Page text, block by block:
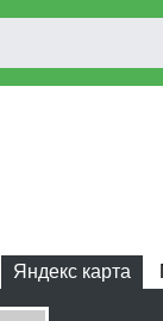
Яндекс карта